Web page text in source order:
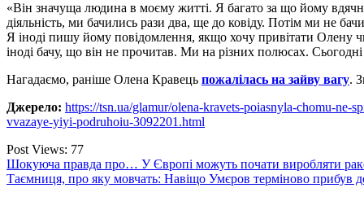
«Він значуща людина в моєму житті. Я багато за що йому
діяльність, ми бачились рази два, ще до ковіду. Потім ми не
Я іноді пишу йому повідомлення, якщо хочу привітати Олену
іноді бачу, що він не прочитав. Ми на різних полюсах.
Нагадаємо, раніше Олена Кравець пожалілась на зайву вагу.
Джерело: https://tsn.ua/glamur/olena-kravets-poiasnyla-chomu-
vvazaye-yiyi-podruhoiu-3092201.html
Post Views: 77
Навігація
записів
Шокуюча правда про… У Європі можуть почати виробляти
Таємниця, про яку мовчать: Навіщо Умєров терміново прибув